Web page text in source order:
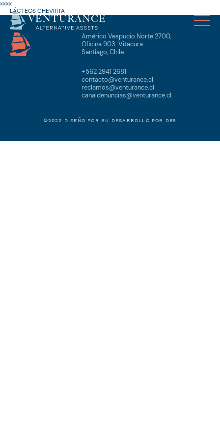
xxxx
LÁCTEOS CHEVRITA
Américo Vespucio Norte 2700,
Oficina 903. Vitacura.
Santiago, Chile.
+562 2941 2681
contacto@venturance.cl
reclamos@venturance.cl
canaldenuncias@venturance.cl
©2022 DISEÑO POR BU DESARROLLO POR D85